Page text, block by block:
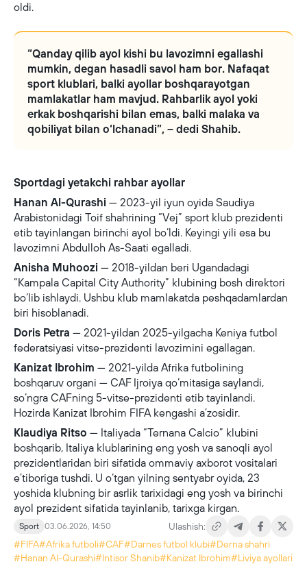
oldi.
“Qanday qilib ayol kishi bu lavozimni egallashi
mumkin, degan hasadli savol ham bor. Nafaqat
sport klublari, balki ayollar boshqarayotgan
mamlakatlar ham mavjud. Rahbarlik ayol yoki
erkak boshqarishi bilan emas, balki malaka va
qobiliyat bilan o‘lchanadi”, – dedi Shahib.
Sportdagi yetakchi rahbar ayollar
Hanan Al-Qurashi — 2023-yil iyun oyida Saudiya
Arabistonidagi Toif shahrining “Vej” sport klub prezidenti
etib tayinlangan birinchi ayol bo‘ldi. Keyingi yili esa bu
lavozimni Abdulloh As-Saati egalladi.
Anisha Muhoozi — 2018-yildan beri Ugandadagi
“Kampala Capital City Authority” klubining bosh direktori
bo‘lib ishlaydi. Ushbu klub mamlakatda peshqadamlardan
biri hisoblanadi.
Doris Petra — 2021-yildan 2025-yilgacha Keniya futbol
federatsiyasi vitse-prezidenti lavozimini egallagan.
Kanizat Ibrohim — 2021-yilda Afrika futbolining
boshqaruv organi — CAF Ijroiya qo‘mitasiga saylandi,
so‘ngra CAFning 5-vitse-prezidenti etib tayinlandi.
Hozirda Kanizat Ibrohim FIFA kengashi a’zosidir.
Klaudiya Ritso — Italiyada “Ternana Calcio” klubini
boshqarib, Italiya klublarining eng yosh va sanoqli ayol
prezidentlaridan biri sifatida ommaviy axborot vositalari
e’tiboriga tushdi. U o‘tgan yilning sentyabr oyida, 23
yoshida klubning bir asrlik tarixidagi eng yosh va birinchi
ayol prezident sifatida tayinlanib, tarixga kirgan.
Sport 03.06.2026, 14:50
Ulashish:
#FIFA#Afrika futboli#CAF#Darnes futbol klubi#Derna shahri
#Hanan Al-Qurashi#Intisor Shanib#Kanizat Ibrohim#Liviya ayollari